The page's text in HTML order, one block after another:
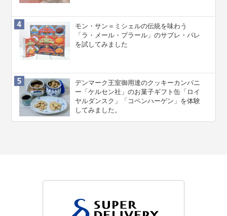
モン・サン＝ミシェルの伝統を味わう
「ラ・メール・プラール」のサブレ・パレ
を試してみました
デンマーク王室御用達のクッキーカンパニ
ー「ケルセン社」のお菓子ギフト缶「ロイ
ヤルダンスク」「コペンハーゲン」を体験
してみました。